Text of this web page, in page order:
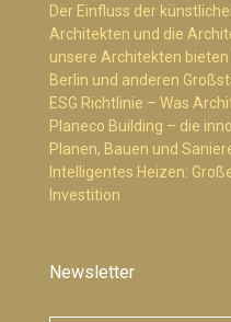
Der Einfluss der
Architekten und die
unsere Architekten
Berlin und anderen
ESG Richtlinie – Was
Planeco Building – die
Planen, Bauen und
Intelligentes Heizen:
Investition
Newsletter